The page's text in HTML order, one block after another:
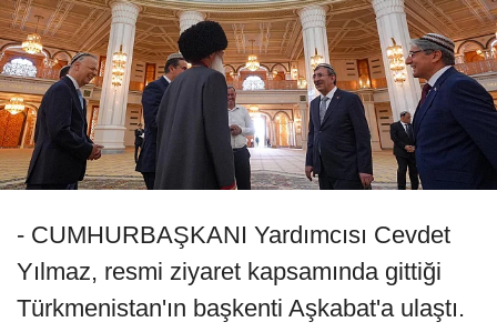
- CUMHURBAŞKANI Yardımcısı Cevdet
Yılmaz, resmi ziyaret kapsamında gittiği
Türkmenistan'ın başkenti Aşkabat'a ulaştı.